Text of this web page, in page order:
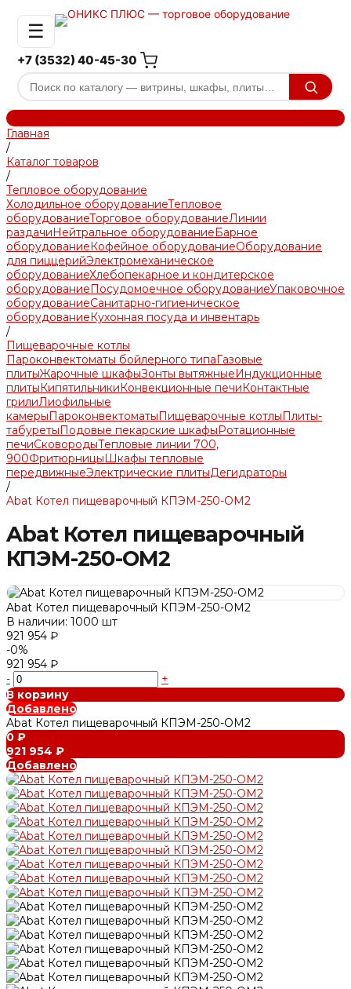
☰
+7 (3532) 40-45-30
Главная
/
Каталог товаров
/
Тепловое оборудование
Холодильное оборудованиеТепловое
оборудованиеТорговое оборудованиеЛинии
раздачиНейтральное оборудованиеБарное
оборудованиеКофейное оборудованиеОборудование
для пиццерийЭлектромеханическое
оборудованиеХлебопекарное и кондитерское
оборудованиеПосудомоечное оборудованиеУпаковочное
оборудованиеСанитарно-гигиеническое
оборудованиеКухонная посуда и инвентарь
/
Пищеварочные котлы
Пароконвектоматы бойлерного типаГазовые
плитыЖарочные шкафыЗонты вытяжныеИндукционные
плитыКипятильникиКонвекционные печиКонтактные
грилиЛиофильные
камерыПароконвектоматыПищеварочные котлыПлиты-
табуретыПодовые пекарские шкафыРотационные
печиСковородыТепловые линии 700,
900ФритюрницыШкафы тепловые
передвижныеЭлектрические плитыДегидраторы
/
Abat Котел пищеварочный КПЭМ-250-ОМ2
Abat Котел пищеварочный
КПЭМ-250-ОМ2
Abat Котел пищеварочный КПЭМ-250-ОМ2
В наличии: 1000 шт
921 954 ₽
-0%
921 954 ₽
-
+
В корзину
Добавлено
Abat Котел пищеварочный КПЭМ-250-ОМ2
0 ₽
921 954 ₽
Добавлено